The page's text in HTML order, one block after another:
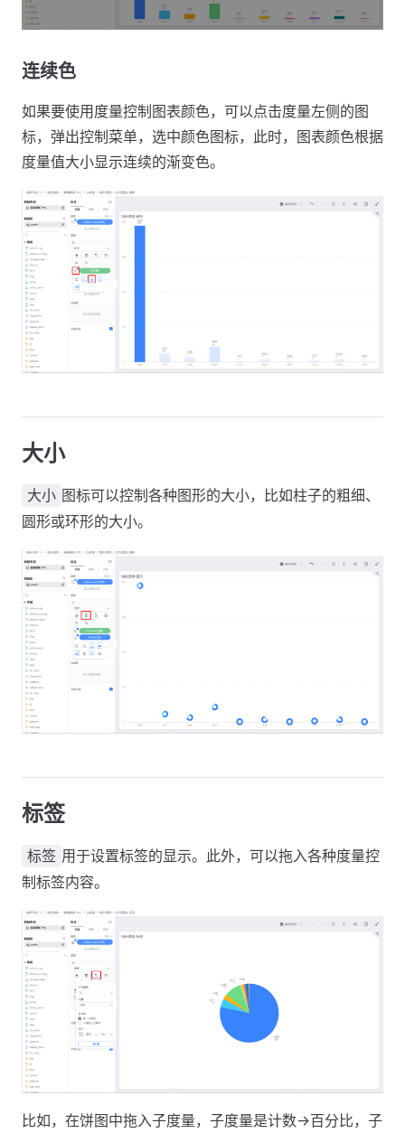
连续色
如果要使用度量控制图表颜色，可以点击度量左侧的图
标，弹出控制菜单，选中颜色图标，此时，图表颜色根据
度量值大小显示连续的渐变色。
大小
大小 图标可以控制各种图形的大小，比如柱子的粗细、
圆形或环形的大小。
标签
标签 用于设置标签的显示。此外，可以拖入各种度量控
制标签内容。
比如，在饼图中拖入子度量，子度量是计数->百分比，子